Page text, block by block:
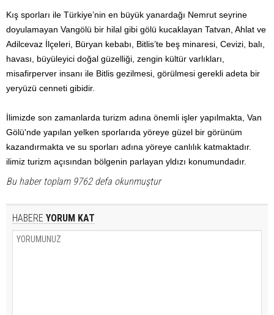
Kış sporları ile Türkiye’nin en büyük yanardağı Nemrut seyrine
doyulamayan Vangölü bir hilal gibi gölü kucaklayan Tatvan, Ahlat ve
Adilcevaz İlçeleri, Büryan kebabı, Bitlis’te beş minaresi, Cevizi, balı,
havası, büyüleyici doğal güzelliği, zengin kültür varlıkları,
misafirperver insanı ile Bitlis gezilmesi, görülmesi gerekli adeta bir
yeryüzü cenneti gibidir.
İlimizde son zamanlarda turizm adına önemli işler yapılmakta, Van
Gölü'nde yapılan yelken sporlarıda yöreye güzel bir görünüm
kazandırmakta ve su sporları adına yöreye canlılık katmaktadır.
ilimiz turizm açısından bölgenin parlayan yldızı konumundadır.
Bu haber toplam 9762 defa okunmuştur
HABERE YORUM KAT